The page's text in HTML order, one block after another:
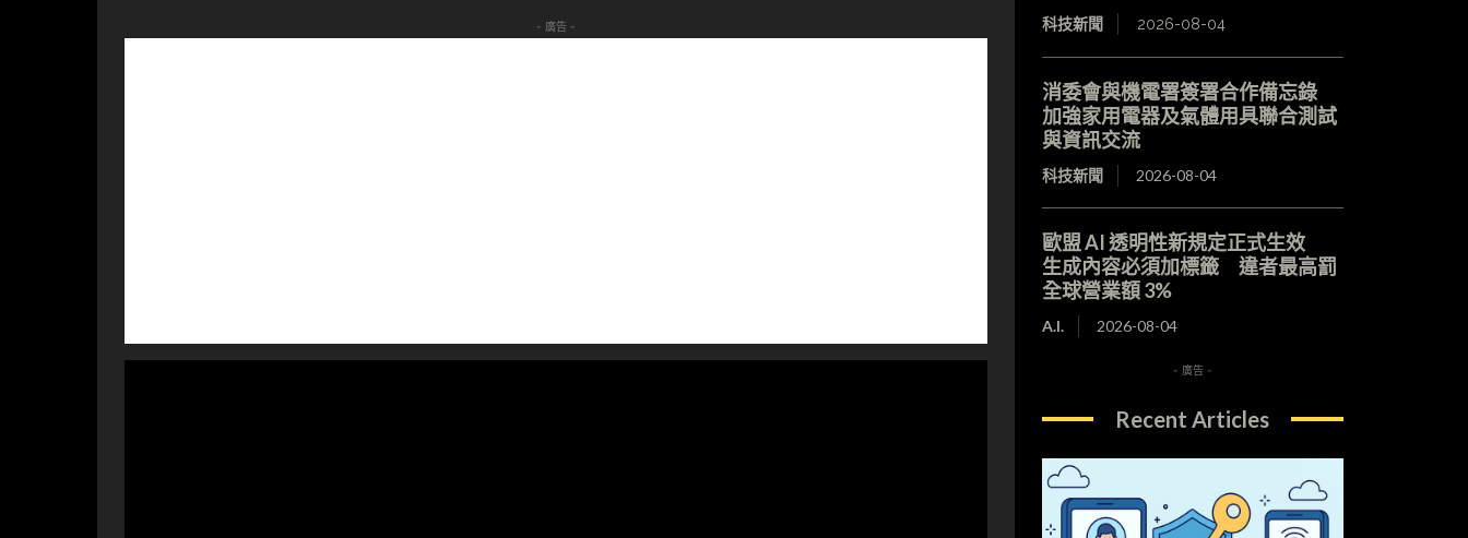
- 廣告 - 科技新聞 2026-08-04
消委會與機電署簽署合作備忘錄
加強家用電器及氣體用具聯合測試
與資訊交流
科技新聞 2026-08-04
歐盟 AI 透明性新規定正式生效
生成內容必須加標籤 違者最高罰
全球營業額 3%
A.I. 2026-08-04
- 廣告 -
Recent Articles